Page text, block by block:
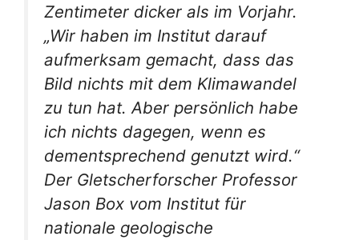
Zentimeter dicker als im Vorjahr.
„Wir haben im Institut darauf
aufmerksam gemacht, dass das
Bild nichts mit dem Klimawandel
zu tun hat. Aber persönlich habe
ich nichts dagegen, wenn es
dementsprechend genutzt wird.“
Der Gletscherforscher Professor
Jason Box vom Institut für
nationale geologische